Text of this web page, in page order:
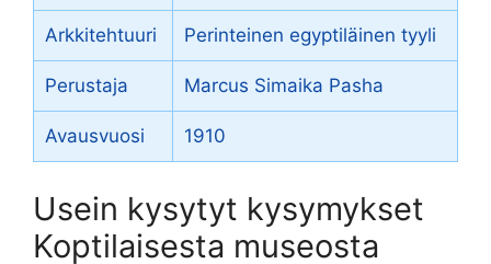
Arkkitehtuuri Perinteinen egyptiläinen tyyli
Perustaja Marcus Simaika Pasha
Avausvuosi 1910
Usein kysytyt kysymykset
Koptilaisesta museosta